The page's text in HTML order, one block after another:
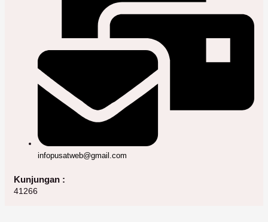
infopusatweb@gmail.com
Kunjungan :
41266